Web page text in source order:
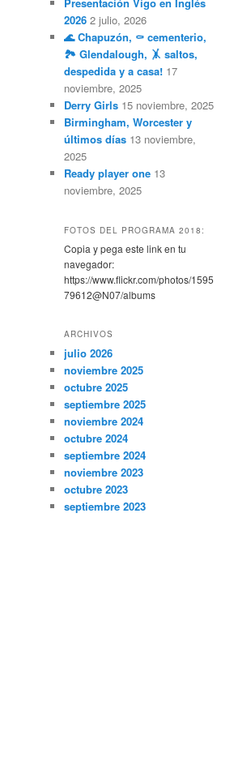
2026 2 julio, 2026
🌊 Chapuzón, ⚰️ cementerio,
🏞️ Glendalough, 🤸 saltos,
despedida y a casa! 17
noviembre, 2025
Derry Girls 15 noviembre, 2025
Birmingham, Worcester y
últimos días 13 noviembre,
2025
Ready player one 13
noviembre, 2025
FOTOS DEL PROGRAMA 2018:
Copia y pega este link en tu
navegador:
https://www.flickr.com/photos/1595
79612@N07/albums
ARCHIVOS
julio 2026
noviembre 2025
octubre 2025
septiembre 2025
noviembre 2024
octubre 2024
septiembre 2024
noviembre 2023
octubre 2023
septiembre 2023